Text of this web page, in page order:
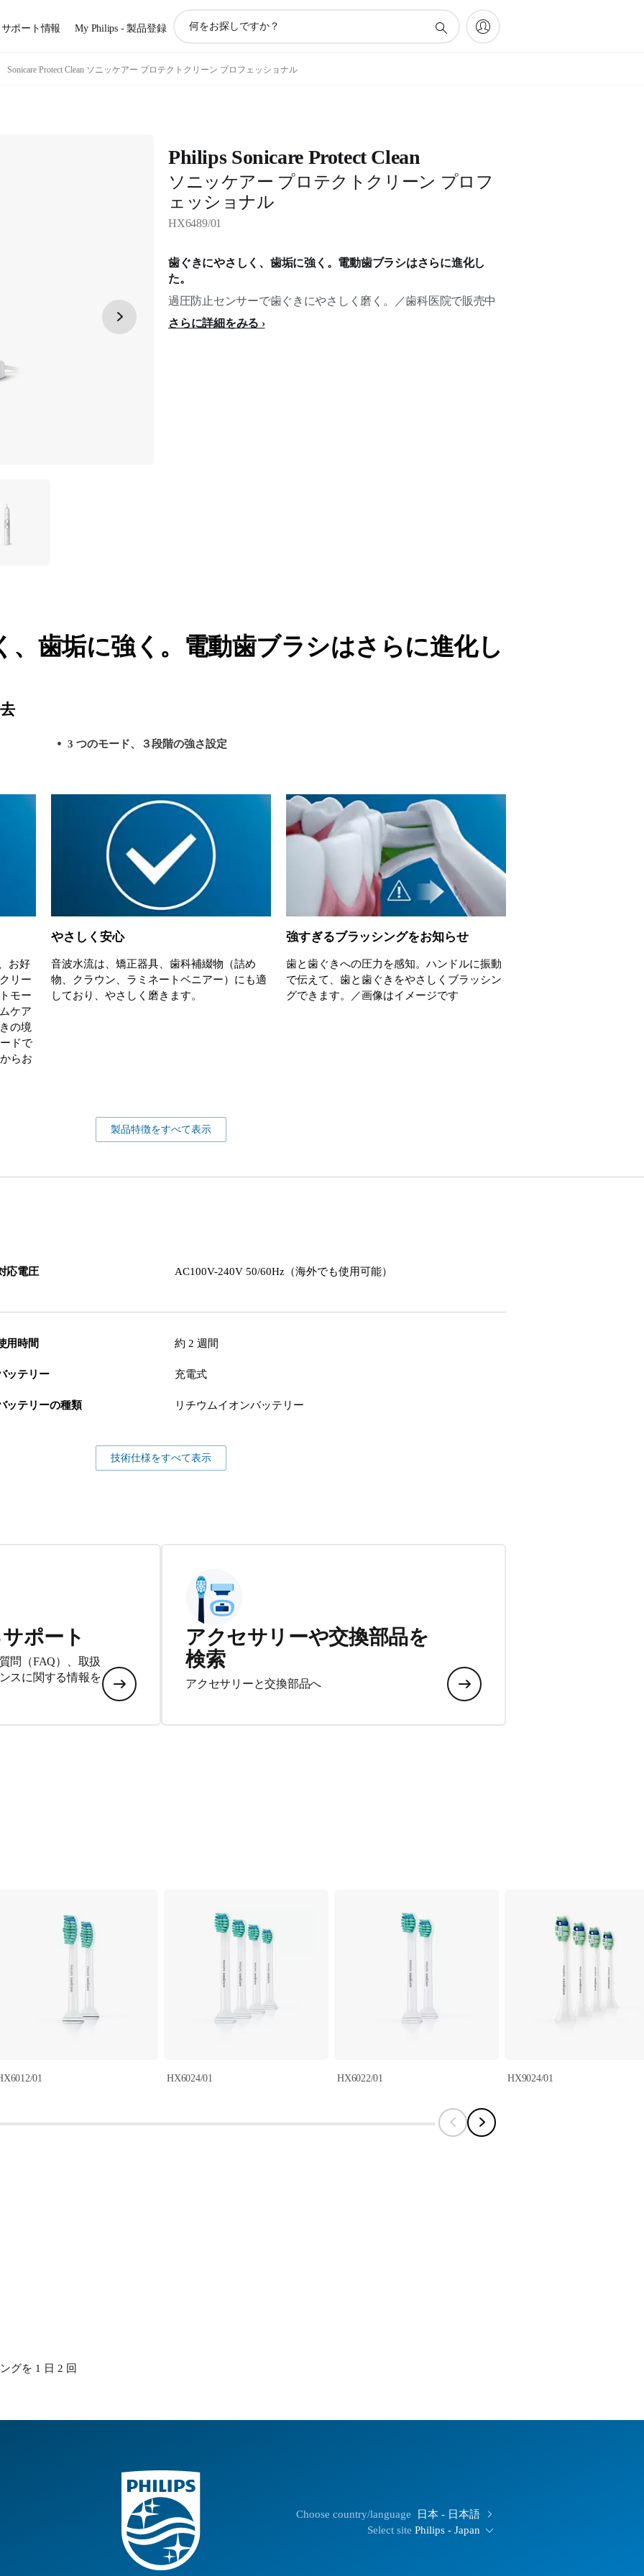
サポート情報 My Philips - 製品登録
ン
索
Sonicare Protect Clean ソニッケアー プロテクトクリーン プロフェッショナル
Philips Sonicare Protect Clean
ソニッケアー プロテクトクリーン プロフ
ェッショナル
HX6489/01
歯ぐきにやさしく、歯垢に強く。電動歯ブラシはさらに進化し
た。
過圧防止センサーで歯ぐきにやさしく磨く。／歯科医院で販売中
さらに詳細をみる
、歯垢に強く。電動歯ブラシはさらに進化し
3 つのモード、３段階の強さ設定
お好
リー
モー
ケア
の境
ドで
らお
やさしく安心
音波水流は、矯正器具、歯科補綴物（詰め
物、クラウン、ラミネートベニアー）にも適
しており、やさしく磨きます。
強すぎるブラッシングをお知らせ
歯と歯ぐきへの圧力を感知。ハンドルに振動
で伝えて、歯と歯ぐきをやさしくブラッシン
グできます。／画像はイメージです
製品特徴をすべて表示
応電圧 AC100V-240V 50/60Hz（海外でも使用可能）
用時間 約 2 週間
ッテリー 充電式
ッテリーの種類 リチウムイオンバッテリー
技術仕様をすべて表示
ポート
問（FAQ）、取扱
スに関する情報を
アクセサリーや交換部品を
検索
アクセサリーと交換部品へ
01 HX6024/01 HX6022/01 HX9024/01
グを 1 日 2 回
Choose country/language
日本 - 日本語
Select site Philips - Japan